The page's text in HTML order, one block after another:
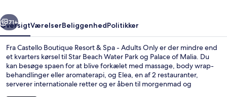
Adults
Only
Næste
71+
OversigtVærelserBeliggenhedPolitikker
Fra Castello Boutique Resort & Spa - Adults Only er der mindre end
et kvarters kørsel til Star Beach Water Park og Palace of Malia. Du
kan besøge spaen for at blive forkælet med massage, body wrap-
behandlinger eller aromaterapi, og Elea, en af 2 restauranter,
serverer internationale retter og er åben til morgenmad og